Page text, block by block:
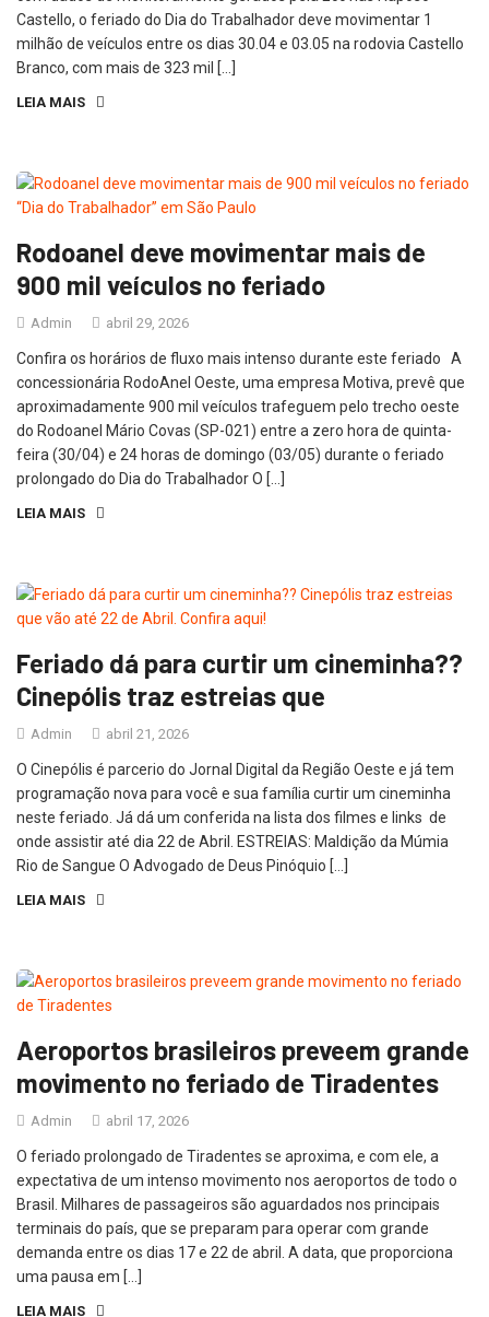
Castello, o feriado do Dia do Trabalhador deve movimentar 1
milhão de veículos entre os dias 30.04 e 03.05 na rodovia Castello
Branco, com mais de 323 mil […]
LEIA MAIS
Rodoanel deve movimentar mais de
900 mil veículos no feriado
Admin abril 29, 2026
Confira os horários de fluxo mais intenso durante este feriado A
concessionária RodoAnel Oeste, uma empresa Motiva, prevê que
aproximadamente 900 mil veículos trafeguem pelo trecho oeste
do Rodoanel Mário Covas (SP-021) entre a zero hora de quinta-
feira (30/04) e 24 horas de domingo (03/05) durante o feriado
prolongado do Dia do Trabalhador O […]
LEIA MAIS
Feriado dá para curtir um cineminha??
Cinepólis traz estreias que
Admin abril 21, 2026
O Cinepólis é parcerio do Jornal Digital da Região Oeste e já tem
programação nova para você e sua família curtir um cineminha
neste feriado. Já dá um conferida na lista dos filmes e links de
onde assistir até dia 22 de Abril. ESTREIAS: Maldição da Múmia
Rio de Sangue O Advogado de Deus Pinóquio […]
LEIA MAIS
Aeroportos brasileiros preveem grande
movimento no feriado de Tiradentes
Admin abril 17, 2026
O feriado prolongado de Tiradentes se aproxima, e com ele, a
expectativa de um intenso movimento nos aeroportos de todo o
Brasil. Milhares de passageiros são aguardados nos principais
terminais do país, que se preparam para operar com grande
demanda entre os dias 17 e 22 de abril. A data, que proporciona
uma pausa em […]
LEIA MAIS